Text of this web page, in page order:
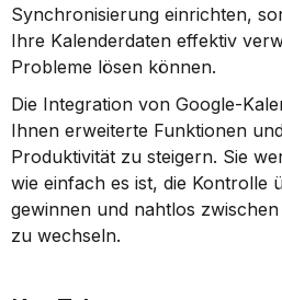
Synchronisierung einrichten,
Ihre Kalenderdaten effektiv
Probleme lösen können.
Die Integration von Google-
Ihnen erweiterte Funktionen
Produktivität zu steigern. Sie
wie einfach es ist, die Kontrolle
gewinnen und nahtlos
zu wechseln.